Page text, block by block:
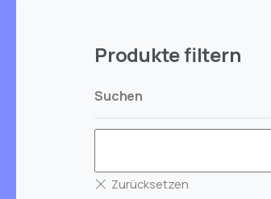
Produkte filtern
Suchen